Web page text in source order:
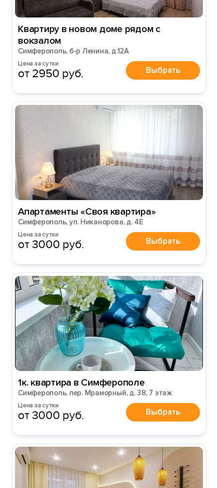
Квартиру в нoвoм доме рядом с
вокзалом
Симферополь, б-р Ленина, д.12А
Цена за сутки
от 2950 руб. Выбрать
Апартаменты «Своя квартира»
Симферополь, ул. Никанорова, д. 4Е
Цена за сутки
от 3000 руб. Выбрать
1к. квартира в Симферополе
Симферополь, пер. Мраморный, д. 38, 7 этаж
Цена за сутки
от 3000 руб. Выбрать